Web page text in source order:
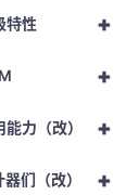
+
特性
+
+
力（改）
+
们（改）